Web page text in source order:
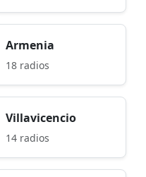
Armenia
18 radios
Villavicencio
14 radios